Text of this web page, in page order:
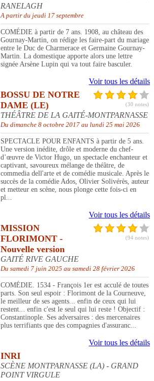
RANELAGH
A partir du jeudi 17 septembre
COMÉDIE à partir de 7 ans. 1908, au château des
Gournay-Martin, on rédige les faire-part du mariage
entre le Duc de Charmerace et Germaine Gournay-
Martin. La domestique apporte alors une lettre
signée Arsène Lupin qui va tout faire basculer.
Voir tous les détails
(30 notes)
BOSSU DE NOTRE
DAME (LE)
THÉÂTRE DE LA GAITÉ-MONTPARNASSE
Du dimanche 8 octobre 2017 au lundi 25 mai 2026
SPECTACLE POUR ENFANTS à partir de 5 ans.
Une version inédite, drôle et moderne du chef-
d’œuvre de Victor Hugo, un spectacle enchanteur et
captivant, savoureux mélange de théâtre, de
commedia dell'arte et de comédie musicale. Après le
succès de la comédie Ados, Olivier Solivérès, auteur
et metteur en scène, nous plonge cette fois-ci en
pl...
Voir tous les détails
(94 notes)
MISSION
FLORIMONT -
Nouvelle version
GAITÉ RIVE GAUCHE
Du samedi 7 juin 2025 au samedi 28 février 2026
COMÉDIE. 1534 - François 1er est acculé de toutes
parts. Son seul espoir : Florimont de la Courneuve,
le meilleur de ses agents... enfin de ceux qui lui
restent... enfin c'est le seul qui lui reste ! Objectif :
Constantinople. Ses adversaires : des mercenaires
plus terrifiants que des compagnies d'assuranc...
Voir tous les détails
INRI
SCÈNE MONTPARNASSE (LA) - GRAND
POINT VIRGULE